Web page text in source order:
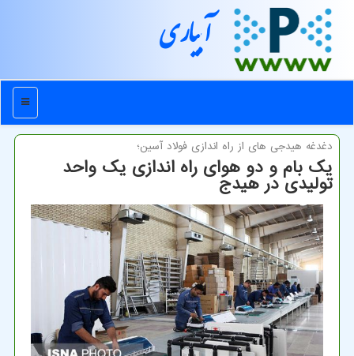
آبیاری
منو
دغدغه هیدجی های از راه اندازی فولاد آسین؛
یك بام و دو هوای راه اندازی یك واحد
تولیدی در هیدج